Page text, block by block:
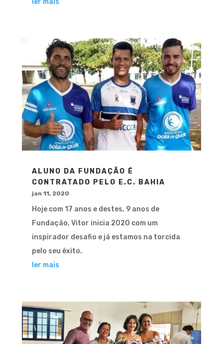
ALUNO DA FUNDAÇÃO É
CONTRATADO PELO E.C. BAHIA
jan 11, 2020
Hoje com 17 anos e destes, 9 anos de
Fundação, Vitor inicia 2020 com um
inspirador desafio e já estamos na torcida
pelo seu êxito.
ler mais